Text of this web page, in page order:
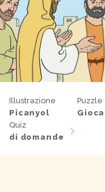
Illustrazione
Picanyol
Puzzle
Quiz
di domande